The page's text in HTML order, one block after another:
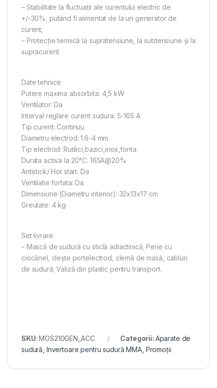
– Stabilitate la fluctuații ale curentului electric de
+/-30%, putând fi alimentat de la un generator de
curent;
– Protecţie termică la supratensiune, la subtensiune şi la
supracurent.
Date tehnice
Putere maxima absorbita: 4,5 kW
Ventilator: Da
Interval reglare curent sudura: 5-165 A
Tip curent: Continuu
Diametru electrod: 1.6-4 mm
Tip electrod: Rutilici,bazici,inox,fonta
Durata activa la 20°C: 165A@20%
Antistick/ Hot start: Da
Ventilatie fortata: Da
Dimensiune (Diametru interior): 32x13x17 cm
Greutate: 4 kg
Set livrare
– Mască de sudură cu sticlă adiactinică; Perie cu
ciocănel, clește portelectrod, clemă de masă, cabluri
de sudură; Valiză din plastic pentru transport.
SKU:MOS210GEN_ACC Categorii: Aparate de
sudură Invertoare pentru sudură MMA Promoții